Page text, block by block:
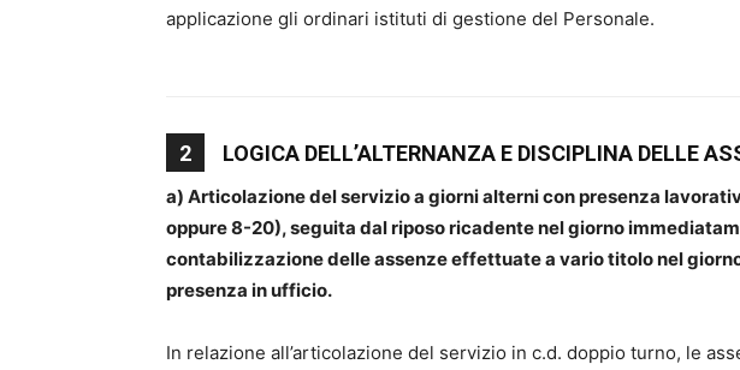
applicazione gli ordinari istituti di gestione del Personale.
2 LOGICA DELL’ALTERNANZA E DISCIPLINA DELLE
a) Articolazione del servizio a giorni alterni con presenza
oppure 8-20), seguita dal riposo ricadente nel giorno
contabilizzazione delle assenzeeffettuate a vario titolo nel
presenza inufficio.
In relazione all’articolazione del servizio in c.d. doppio turno, le